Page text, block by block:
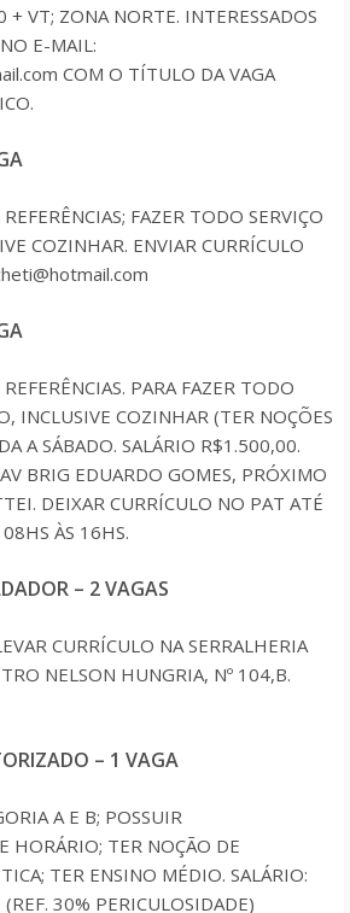
+ VT; ZONA NORTE. INTERESSADOS
E-MAIL:
COM O TÍTULO DA VAGA
FAZER TODO SERVIÇO
COZINHAR. ENVIAR CURRÍCULO
PARA FAZER TODO
INCLUSIVE COZINHAR (TER NOÇÕES
A SÁBADO. SALÁRIO R$1.500,00.
BRIG EDUARDO GOMES, PRÓXIMO
DEIXAR CURRÍCULO NO PAT ATÉ
ÀS 16HS.
– 2 VAGAS
CURRÍCULO NA SERRALHERIA
NELSON HUNGRIA, Nº 104,B.
– 1 VAGA
A E B; POSSUIR
HORÁRIO; TER NOÇÃO DE
TER ENSINO MÉDIO. SALÁRIO:
30% PERICULOSIDADE)